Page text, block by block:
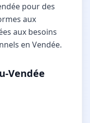
pour des
aux
aux besoins
en Vendée.
Vendée